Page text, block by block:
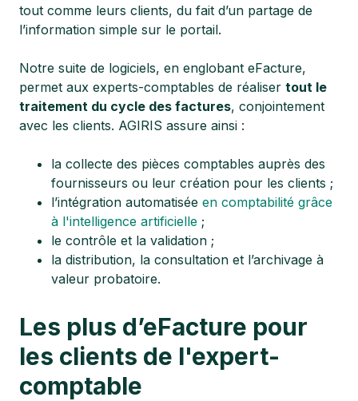
tout comme leurs clients, du fait d’un partage de
l’information simple sur le portail.
Notre suite de logiciels, en englobant eFacture,
permet aux experts-comptables de réaliser tout le
traitement du cycle des factures, conjointement
avec les clients. AGIRIS assure ainsi :
la collecte des pièces comptables auprès des
fournisseurs ou leur création pour les clients ;
l’intégration automatisée en comptabilité grâce
à l'intelligence artificielle ;
le contrôle et la validation ;
la distribution, la consultation et l’archivage à
valeur probatoire.
Les plus d’eFacture pour
les clients de l'expert-
comptable